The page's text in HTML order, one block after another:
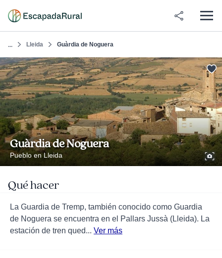
... Lleida Guàrdia de Noguera
Guàrdia de Noguera
Pueblo en Lleida
Qué hacer
La Guardia de Tremp, también conocido como Guardia
de Noguera se encuentra en el Pallars Jussà (Lleida). La
estación de tren qued... Ver más